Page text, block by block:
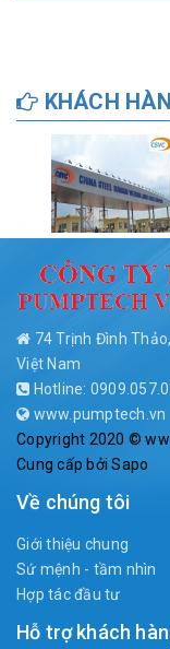
KHÁCH
74 Trịnh Đình
Việt Nam
Hotline:
www.pumptech.vn
Copyright 2020 ©
Cung cấp bởiSapo
Về chúng tôi
Giới thiệu chung
Sứ mệnh - tầm nhìn
Hợp tác đầu tư
Hỗ trợ khách